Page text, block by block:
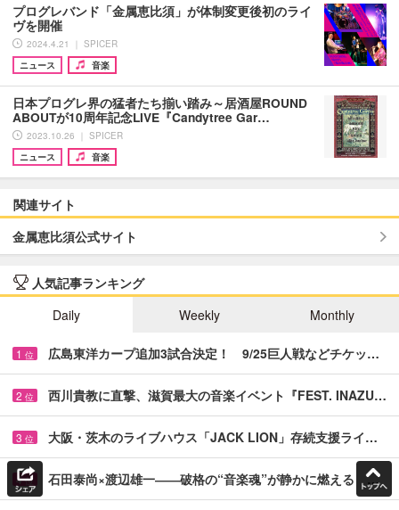
プログレバンド「金属恵比須」が体制変更後初のライ
ヴを開催
2024.4.21 ｜ SPICER
ニュース
音楽
日本プログレ界の猛者たち揃い踏み～居酒屋ROUND
ABOUTが10周年記念LIVE『Candytree Gar…
2023.10.26 ｜ SPICER
ニュース
音楽
関連サイト
金属恵比須公式サイト
人気記事ランキング
Daily
Weekly Monthly
1 位 広島東洋カープ追加3試合決定！ 9/25巨人戦などチケッ…
2 位 西川貴教に直撃、滋賀最大の音楽イベント『FEST. INAZU…
3 位 大阪・茨木のライブハウス「JACK LION」存続支援ライ…
4位 石田泰尚×渡辺雄一――破格の“音楽魂”が静かに燃える …